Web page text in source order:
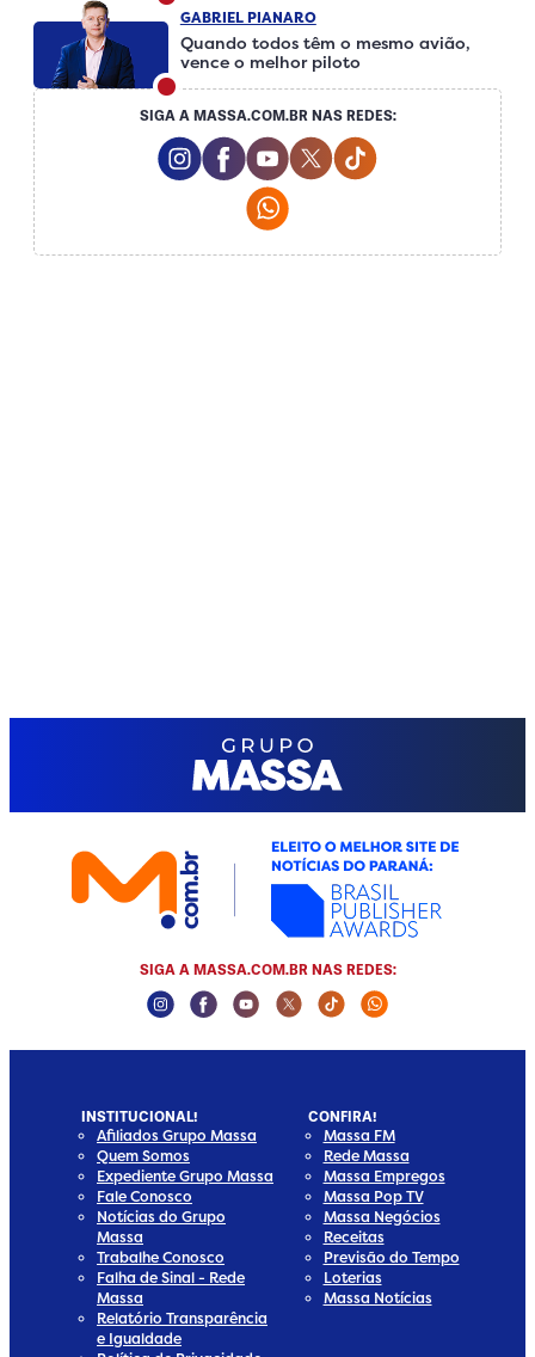
GABRIEL PIANARO
Quando todos têm o mesmo avião,
vence o melhor piloto
SIGA A MASSA.COM.BR NAS REDES:
Instagram Social Media
Facebook Social Media
Youtube Social Media
Twitter Social Media
Tiktok Social
Whatsapp Social Media
SIGA A MASSA.COM.BR NAS REDES:
Instagram Social Media
Facebook Social Media
Youtube Social Media
Twitter Social Media
Tiktok Social Media
Whatsapp
INSTITUCIONAL!
Afiliados Grupo Massa
Quem Somos
Expediente Grupo Massa
Fale Conosco
Notícias do Grupo
Massa
Trabalhe Conosco
Falha de Sinal - Rede
Massa
Relatório Transparência
e Igualdade
CONFIRA!
Massa FM
Rede Massa
Massa Empregos
Massa Pop TV
Massa Negócios
Receitas
Previsão do Tempo
Loterias
Massa Notícias